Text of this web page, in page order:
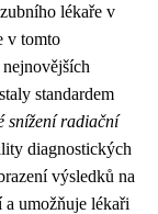
lékaře v
v tomto
standardem
snížení radiační
diagnostických
výsledků na
umožňuje lékaři